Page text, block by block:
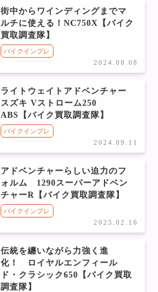
街中からワインディングまでマ
ルチに使える！NC750X【バイク
買取調査隊】
バイクインプレ
2024.08.08
ライトウェイトアドベンチャー
スズキ Vストローム250
ABS【バイク買取調査隊】
バイクインプレ
2024.09.11
アドベンチャーらしい迫力のフ
ォルム 1290スーパーアドベン
チャーR【バイク買取調査隊】
バイクインプレ
2025.02.16
伝統を纏いながら力強く進
化！ ロイヤルエンフィール
ド・クラシック650【バイク買取
調査隊】